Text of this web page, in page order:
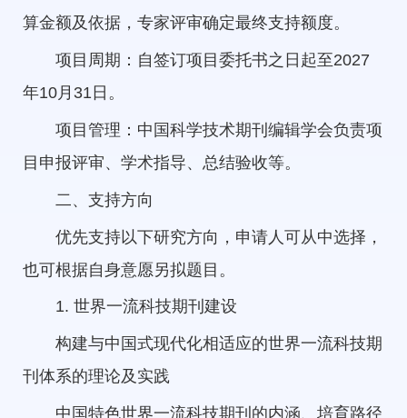
算金额及依据，专家评审确定最终支持额度。
项目周期：自签订项目委托书之日起至2027
年10月31日。
项目管理：中国科学技术期刊编辑学会负责项
目申报评审、学术指导、总结验收等。
二、支持方向
优先支持以下研究方向，申请人可从中选择，
也可根据自身意愿另拟题目。
1. 世界一流科技期刊建设
构建与中国式现代化相适应的世界一流科技期
刊体系的理论及实践
中国特色世界一流科技期刊的内涵、培育路径